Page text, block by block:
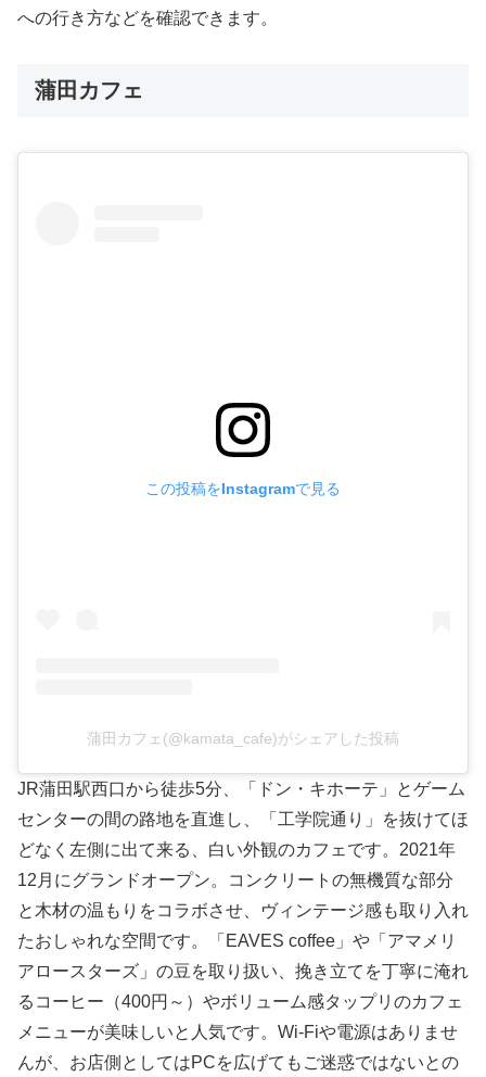
への行き方などを確認できます。
蒲田カフェ
この投稿をInstagramで見る
蒲田カフェ(@kamata_cafe)がシェアした投稿
JR蒲田駅西口から徒歩5分、「ドン・キホーテ」とゲーム
センターの間の路地を直進し、「工学院通り」を抜けてほ
どなく左側に出て来る、白い外観のカフェです。2021年
12月にグランドオープン。コンクリートの無機質な部分
と木材の温もりをコラボさせ、ヴィンテージ感も取り入れ
たおしゃれな空間です。「EAVES coffee」や「アマメリ
アロースターズ」の豆を取り扱い、挽き立てを丁寧に淹れ
るコーヒー（400円～）やボリューム感タップリのカフェ
メニューが美味しいと人気です。Wi-Fiや電源はありませ
んが、お店側としてはPCを広げてもご迷惑ではないとの